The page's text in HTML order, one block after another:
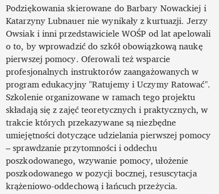
Podziękowania skierowane do Barbary Nowackiej i
Katarzyny Lubnauer nie wynikały z kurtuazji. Jerzy
Owsiak i inni przedstawiciele WOŚP od lat apelowali
o to, by wprowadzić do szkół obowiązkową naukę
pierwszej pomocy. Oferowali też wsparcie
profesjonalnych instruktorów zaangażowanych w
program edukacyjny "Ratujemy i Uczymy Ratować".
Szkolenie organizowane w ramach tego projektu
składają się z zajęć teoretycznych i praktycznych, w
trakcie których przekazywane są niezbędne
umiejętności dotyczące udzielania pierwszej pomocy
– sprawdzanie przytomności i oddechu
poszkodowanego, wzywanie pomocy, ułożenie
poszkodowanego w pozycji bocznej, resuscytacja
krążeniowo-oddechową i łańcuch przeżycia.